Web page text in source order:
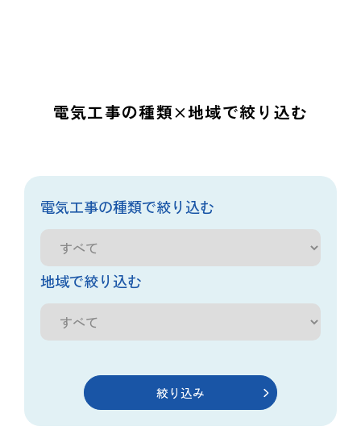
電気工事の種類×地域で絞り込む
電気工事の種類で絞り込む
地域で絞り込む